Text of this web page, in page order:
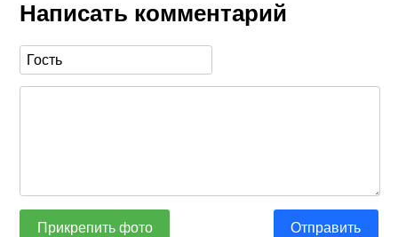
Написать комментарий
Прикрепить фото Отправить